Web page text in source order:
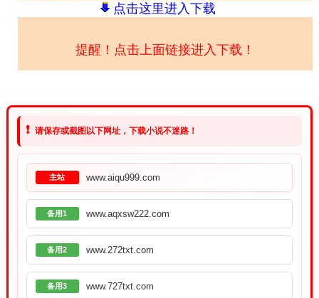
点击这里进入下载
提醒！点击上面链接进入下载！
❗ 请保存或截图以下网址，下载小说不迷路！
主站 www.aiqu999.com
备用1 www.aqxsw222.com
备用2 www.272txt.com
备用3 www.727txt.com